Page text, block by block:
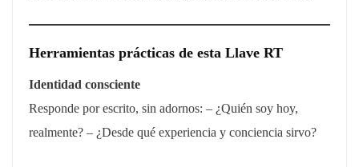
Herramientas prácticas de esta Llave RT
Identidad consciente
Responde por escrito, sin adornos: – ¿Quién soy hoy,
realmente? – ¿Desde qué experiencia y conciencia sirvo?